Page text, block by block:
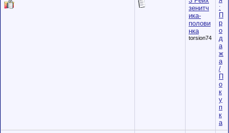
зенитч
ика-
полови
нка
torsion74
:
П
р
о
д
а
ж
а
/
П
о
к
у
п
к
а